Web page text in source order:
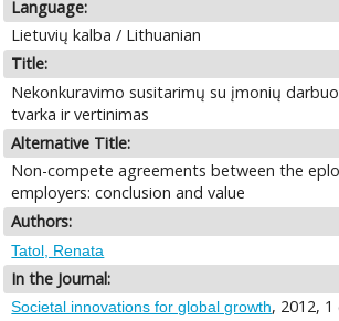
Language:
Lietuvių kalba / Lithuanian
Title:
Nekonkuravimo susitarimų su įmonių
tvarka ir vertinimas
Alternative Title:
Non-compete agreements between the
employers: conclusion and value
Authors:
Tatol, Renata
In the Journal:
Societal innovations for global growth, 2012, 1